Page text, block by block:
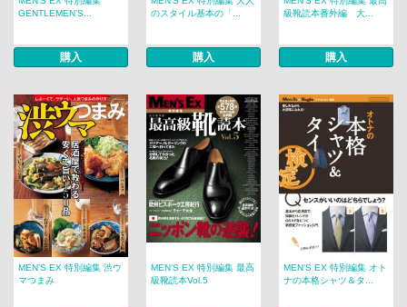
GENTLEMEN’S...
購入
のスタイル基本の「...
購入
級靴読本番外編 大...
購入
MEN’S EX 特別編集 渋ウ
マつまみ
MEN’S EX 特別編集 最高
級靴読本Vol.5
MEN’S EX 特別編集 オト
ナの本格シャツ＆タ...